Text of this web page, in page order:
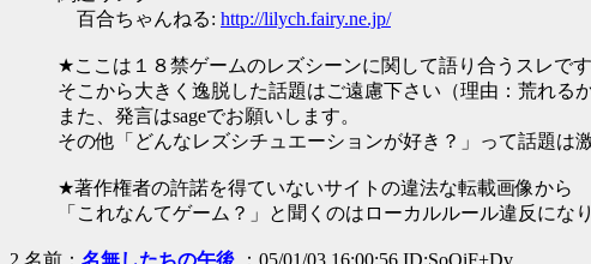
百合ちゃんねる: http://lilych.fairy.ne.jp/
★ここは１８禁ゲームのレズシーンに関して語り合うスレです
そこから大きく逸脱した話題はご遠慮下さい（理由：荒れるか
また、発言はsageでお願いします。
その他「どんなレズシチュエーションが好き？」って話題は
★著作権者の許諾を得ていないサイトの違法な転載画像から
「これなんてゲーム？」と聞くのはローカルルール違反になり
2 名前： 名無したちの午後 ：05/01/03 16:00:56 ID:SoQiF+Dv